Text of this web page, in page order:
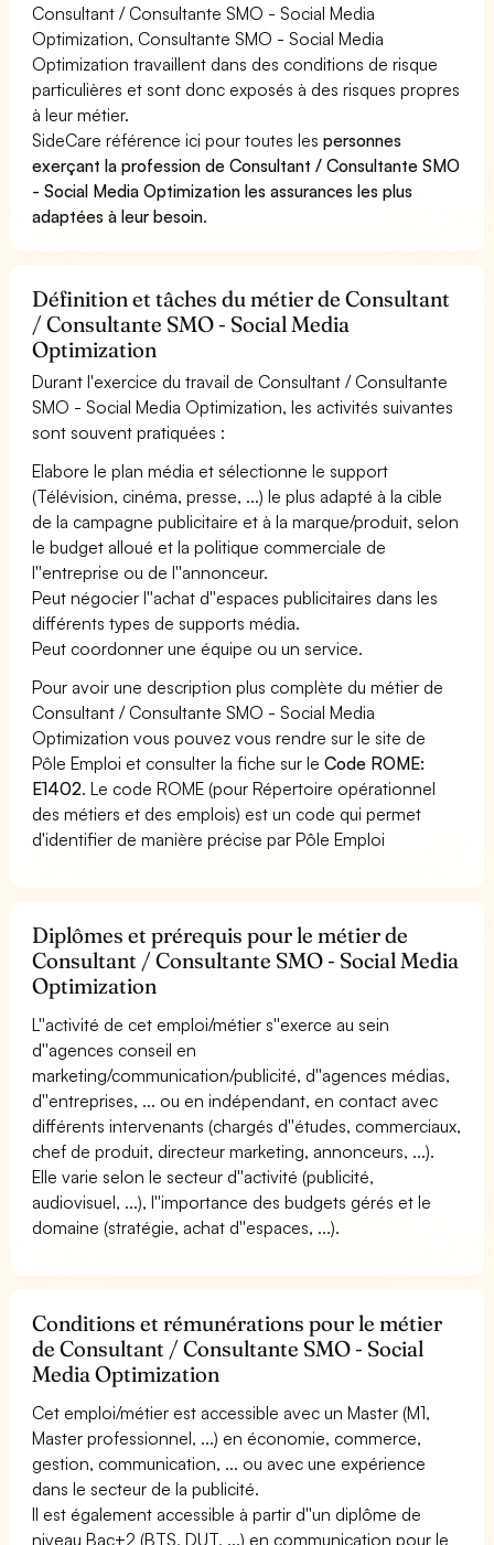
Consultant / Consultante SMO - Social Media
Optimization, Consultante SMO - Social Media
Optimization travaillent dans des conditions de risque
particulières et sont donc exposés à des risques propres
à leur métier.
SideCare référence ici pour toutes lespersonnes
exerçant la profession de Consultant / Consultante SMO
- Social Media Optimization les assurances les plus
adaptées à leur besoin.
Définition et tâches du métier de Consultant
/ Consultante SMO - Social Media
Optimization
Durant l'exercice du travail de Consultant / Consultante
SMO - Social Media Optimization, les activités suivantes
sont souvent pratiquées :
Elabore le plan média et sélectionne le support
(Télévision, cinéma, presse, ...) le plus adapté à la cible
de la campagne publicitaire et à la marque/produit, selon
le budget alloué et la politique commerciale de
l''entreprise ou de l''annonceur.
Peut négocier l''achat d''espaces publicitaires dans les
différents types de supports média.
Peut coordonner une équipe ou un service.
Pour avoir une description plus complète du métier de
Consultant / Consultante SMO - Social Media
Optimization vous pouvez vous rendre sur le site de
Pôle Emploi et consulter la fiche sur leCode ROME:
E1402. Le code ROME (pour Répertoire opérationnel
des métiers et des emplois) est un code qui permet
d'identifier de manière précise par Pôle Emploi
Diplômes et prérequis pour le métier de
Consultant / Consultante SMO - Social Media
Optimization
L''activité de cet emploi/métier s''exerce au sein
d''agences conseil en
marketing/communication/publicité, d''agences médias,
d''entreprises, ... ou en indépendant, en contact avec
différents intervenants (chargés d''études, commerciaux,
chef de produit, directeur marketing, annonceurs, ...).
Elle varie selon le secteur d''activité (publicité,
audiovisuel, ...), l''importance des budgets gérés et le
domaine (stratégie, achat d''espaces, ...).
Conditions et rémunérations pour le métier
de Consultant / Consultante SMO - Social
Media Optimization
Cet emploi/métier est accessible avec un Master (M1,
Master professionnel, ...) en économie, commerce,
gestion, communication, ... ou avec une expérience
dans le secteur de la publicité.
Il est également accessible à partir d''un diplôme de
niveau Bac+2 (BTS, DUT, ...) en communication pour le